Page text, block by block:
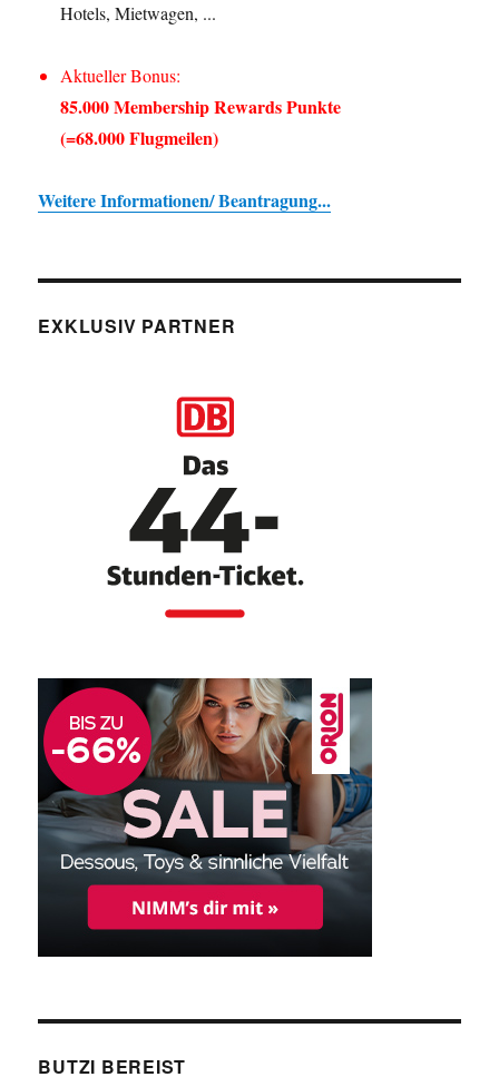
Hotels, Mietwagen, ...
Aktueller Bonus:
85.000 Membership Rewards Punkte
(=68.000 Flugmeilen)
Weitere Informationen/ Beantragung...
EXKLUSIV PARTNER
BUTZI BEREIST